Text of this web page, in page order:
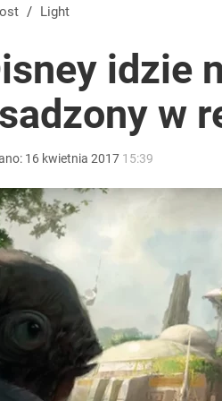
„Największa hańba”
Bałtykiem. Sinice zamykają
rocznicy Nawrockiego?
/ Light
idzie
w
16 kwietnia 2017 15:39